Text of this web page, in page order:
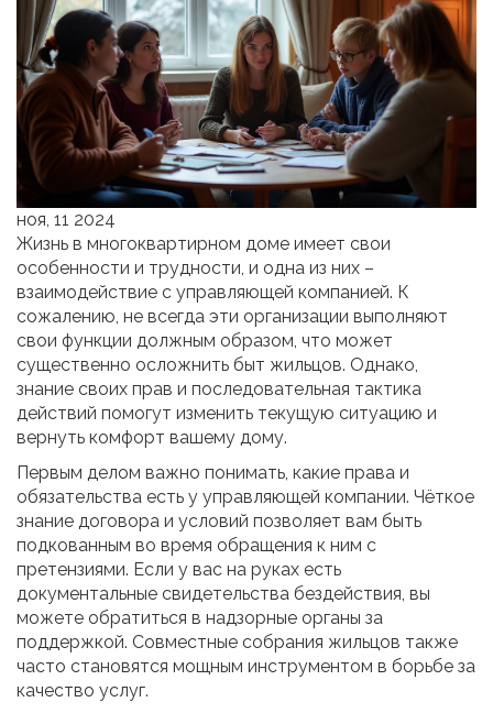
ноя, 11 2024
Жизнь в многоквартирном доме имеет свои
особенности и трудности, и одна из них –
взаимодействие с управляющей компанией. К
сожалению, не всегда эти организации выполняют
свои функции должным образом, что может
существенно осложнить быт жильцов. Однако,
знание своих прав и последовательная тактика
действий помогут изменить текущую ситуацию и
вернуть комфорт вашему дому.
Первым делом важно понимать, какие права и
обязательства есть у управляющей компании. Чёткое
знание договора и условий позволяет вам быть
подкованным во время обращения к ним с
претензиями. Если у вас на руках есть
документальные свидетельства бездействия, вы
можете обратиться в надзорные органы за
поддержкой. Совместные собрания жильцов также
часто становятся мощным инструментом в борьбе за
качество услуг.